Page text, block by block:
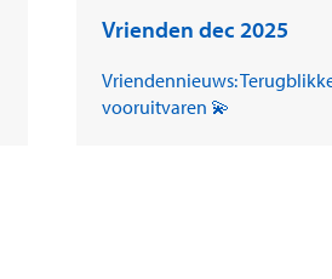
Vrienden dec 2025
Vriendennieuws:
vooruitvaren 💫